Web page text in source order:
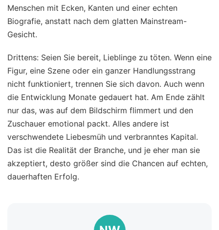
Menschen mit Ecken, Kanten und einer echten
Biografie, anstatt nach dem glatten Mainstream-
Gesicht.
Drittens: Seien Sie bereit, Lieblinge zu töten. Wenn eine
Figur, eine Szene oder ein ganzer Handlungsstrang
nicht funktioniert, trennen Sie sich davon. Auch wenn
die Entwicklung Monate gedauert hat. Am Ende zählt
nur das, was auf dem Bildschirm flimmert und den
Zuschauer emotional packt. Alles andere ist
verschwendete Liebesmüh und verbranntes Kapital.
Das ist die Realität der Branche, und je eher man sie
akzeptiert, desto größer sind die Chancen auf echten,
dauerhaften Erfolg.